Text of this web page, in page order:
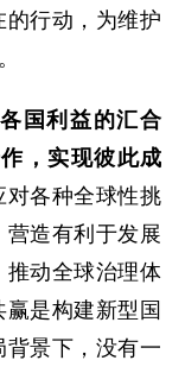
行动，为维护
。
国利益的汇合
，实现彼此成
各种全球性挑
造有利于发展
推动全球治理体
是构建新型国
背景下，没有一